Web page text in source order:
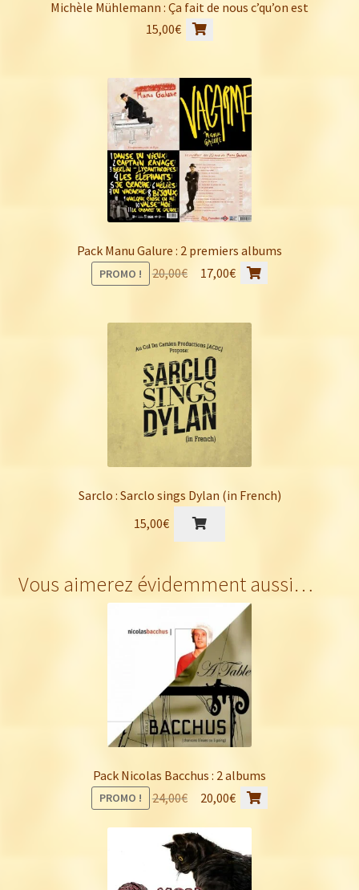
produit
Michèle Mühlemann : Ça fait de nous c’qu’on est
15,00€
Pack Manu Galure : 2 premiers albums
PROMO ! 20,00€
Le
20,00€.
17,00€ Le
Sarclo : Sarclo sings Dylan (in French)
15,00€
Vous aimerez évidemment aussi…
Pack Nicolas Bacchus : 2 albums
PROMO ! 24,00€
Le
initial
était :
24,00€.
20,00€ Le
est :
20,00€.